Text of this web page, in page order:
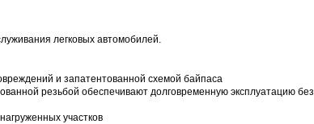
легковых автомобилей.
и запатентованной схемой байпаса
резьбой обеспечивают долговременную эксплуатацию без
участков